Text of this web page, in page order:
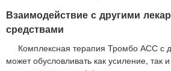
Взаимодействие с другими
средствами
Комплексная терапия Тромбо АСС с
может обусловливать как усиление, так